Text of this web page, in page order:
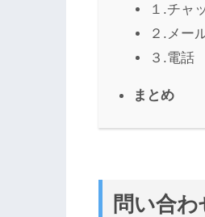
１.チャ
２.メー
３.電話
まとめ
問い合わ